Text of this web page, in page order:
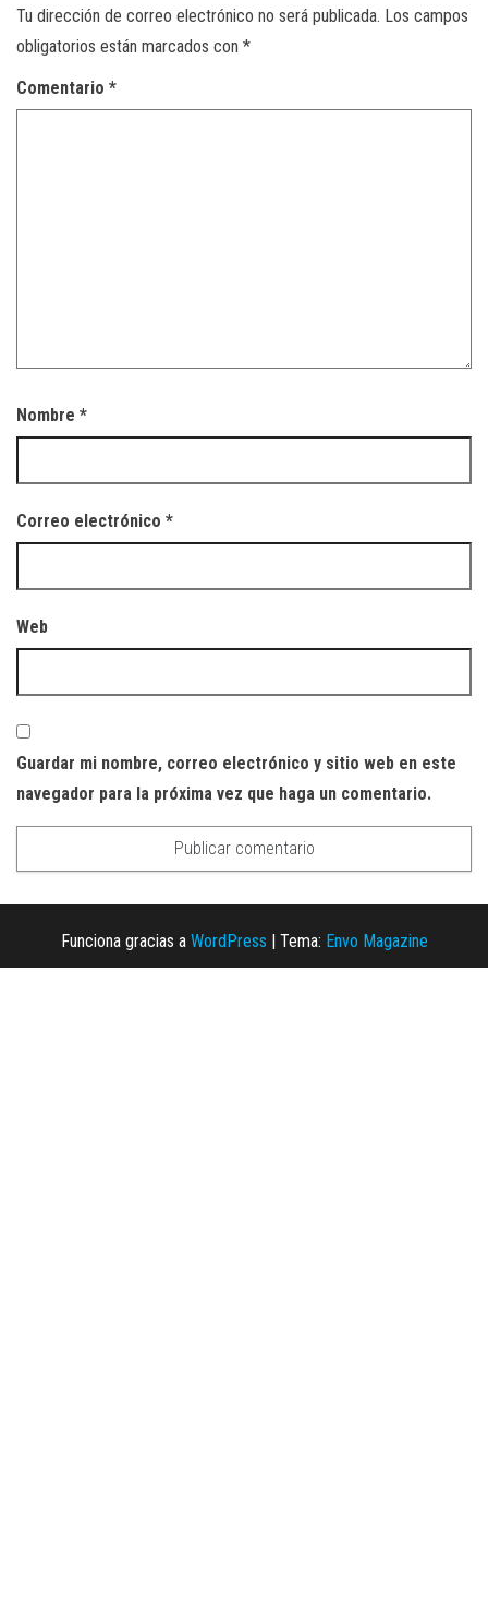
Tu dirección de correo electrónico no será publicada. Los campos
obligatorios están marcados con *
Comentario *
Nombre *
Correo electrónico *
Web
Guardar mi nombre, correo electrónico y sitio web en este
navegador para la próxima vez que haga un comentario.
Funciona gracias a WordPress Tema: Envo Magazine